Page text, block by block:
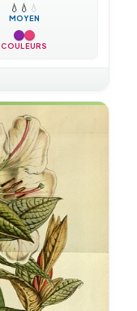
💧 💧 💧
MOYEN
COULEURS